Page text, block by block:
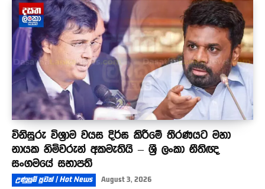
විනිසුරු විශ්‍රාම වයස දිර්ඝ කිරීමේ තීරණයට මහා
නායක හිමිවරුන් අකමැතියි – ශ්‍රී ලංකා නීතිඥ
සංගමයේ සභාපති
උණුසුම් පුවත් | Hot News August 3, 2026